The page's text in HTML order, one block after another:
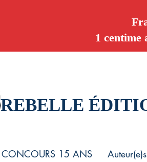
1 centime
REBELLE
CONCOURS 15 ANS Auteur(e)s